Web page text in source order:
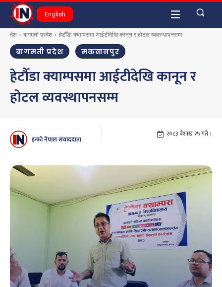
English
देश बागमती प्रदेश हेटौँडा क्याम्पसमा आईटीदेखि कानून र होटल व्यवस्थापनसम्म
बागमती प्रदेश मकवानपुर
हेटौँडा क्याम्पसमा आईटीदेखि कानून र
होटल व्यवस्थापनसम्म
इन्फो नेपाल संवाददाता
२०८३ बैशाख २५ गते ।